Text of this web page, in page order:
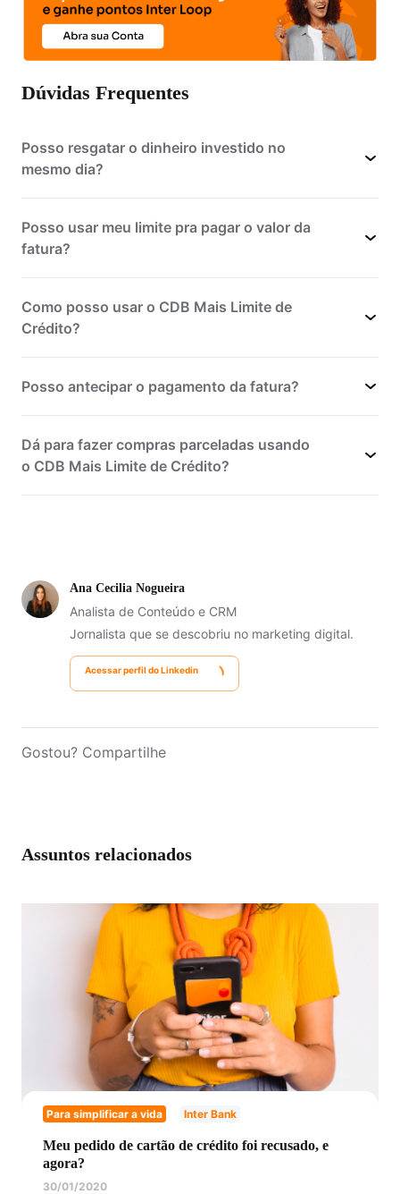
Dúvidas Frequentes
Posso resgatar o dinheiro investido no
mesmo dia?
no mínimo 24 horas
Posso usar meu limite pra pagar o valor da
fatura?
Como posso usar o CDB Mais Limite de
Crédito?
Posso antecipar o pagamento da fatura?
Dá para fazer compras parceladas usando
o CDB Mais Limite de Crédito?
Ana Cecilia Nogueira
Analista de Conteúdo e CRM
Jornalista que se descobriu no marketing digital.
Acessar perfil do Linkedin
Gostou? Compartilhe
Assuntos relacionados
Para simplificar a vida Inter Bank
Meu pedido de cartão de crédito foi recusado, e
agora?
30/01/2020